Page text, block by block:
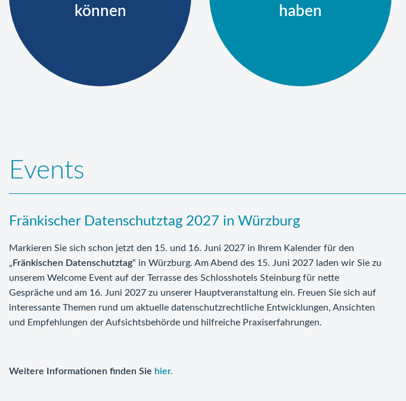
können
haben
Events
Fränkischer Datenschutztag 2027 in Würzburg
Markieren Sie sich schon jetzt den 15. und 16. Juni 2027 in Ihrem Kalender für den
„ Fränkischen Datenschutztag“ in Würzburg. Am Abend des 15. Juni 2027 laden wir Sie zu
unserem Welcome Event auf der Terrasse des Schlosshotels Steinburg für nette
Gespräche und am 16. Juni 2027 zu unserer Hauptveranstaltung ein. Freuen Sie sich auf
interessante Themen rund um aktuelle datenschutzrechtliche Entwicklungen, Ansichten
und Empfehlungen der Aufsichtsbehörde und hilfreiche Praxiserfahrungen.
Weitere Informationen finden Sie hier.